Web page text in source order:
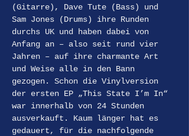
(Gitarre), Dave Tute (Bass) und
Sam Jones (Drums) ihre Runden
durchs UK und haben dabei von
Anfang an – also seit rund vier
Jahren – auf ihre charmante Art
und Weise alle in den Bann
gezogen. Schon die Vinylversion
der ersten EP „This State I’m In“
war innerhalb von 24 Stunden
ausverkauft. Kaum länger hat es
gedauert, für die nachfolgende